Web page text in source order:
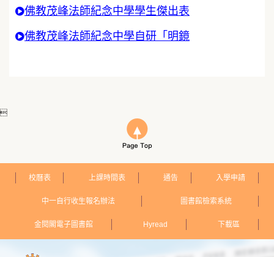
佛教茂峰法師紀念中學學生傑出表
佛教茂峰法師紀念中學自研「明鏡

校曆表 上課時間表 通告 入學申請
中一自行收生報名辦法 圖書館檢索系統
金閱閣電子圖書館 Hyread 下載區